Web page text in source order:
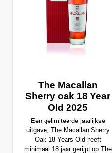
The Macallan
Sherry oak 18 Year
Old 2025
Een gelimiteerde jaarlijkse
uitgave, The Macallan Sherry
Oak 18 Years Old heeft
minimaal 18 jaar gerijpt op The